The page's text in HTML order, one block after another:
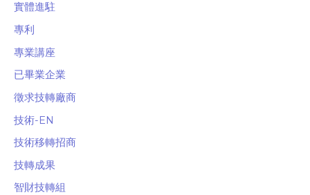
實體進駐
專利
專業講座
已畢業企業
徵求技轉廠商
技術-EN
技術移轉招商
技轉成果
智財技轉組